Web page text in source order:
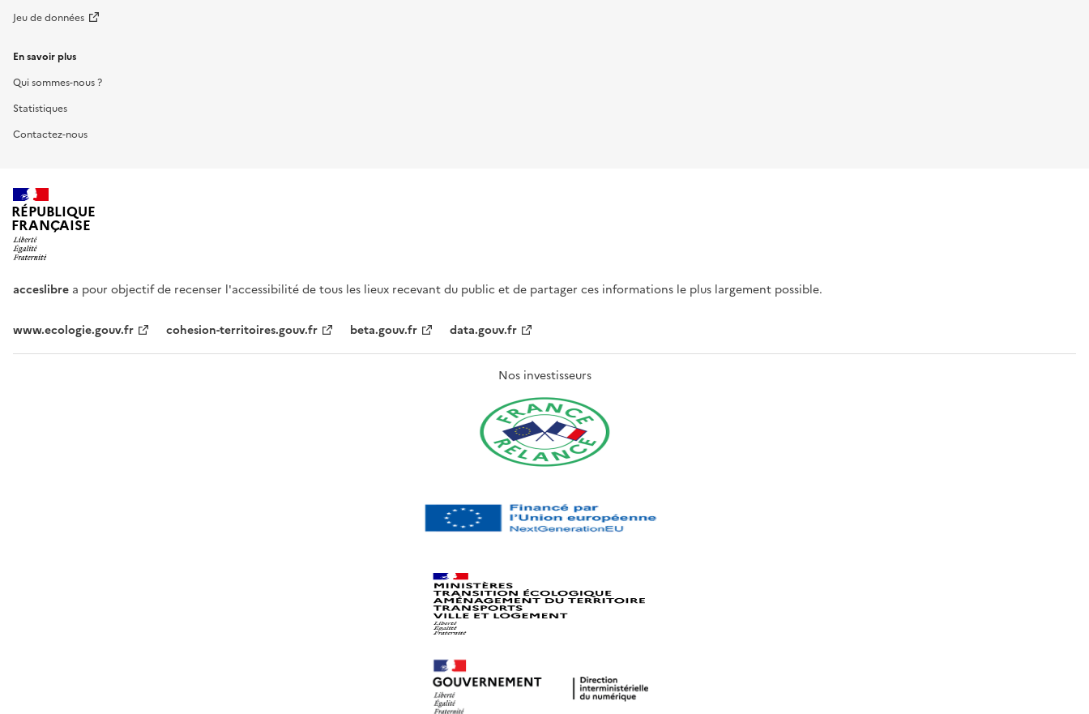
Jeu de données
En savoir plus
Qui sommes-nous ?
Statistiques
Contactez-nous
RÉPUBLIQUE
FRANÇAISE
acceslibre a pour objectif de recenser l'accessibilité de tous les lieux recevant du public et de partager ces informations le plus largement possible.
www.ecologie.gouv.fr cohesion-territoires.gouv.fr beta.gouv.fr data.gouv.fr
Nos investisseurs